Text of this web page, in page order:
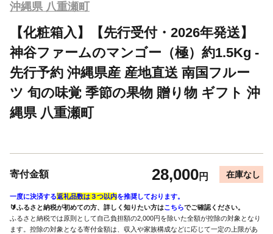
沖縄県 八重瀬町
【化粧箱入】【先行受付・2026年発送】
神谷ファームのマンゴー（極）約1.5Kg -
先行予約 沖縄県産 産地直送 南国フルー
ツ 旬の味覚 季節の果物 贈り物 ギフト 沖
縄県 八重瀬町
寄付金額 28,000円 在庫なし
一度に決済する返礼品数は３つ以内を推奨しております。
🔰ふるさと納税が初めての方、詳しく知りたい方はこちらでご確認ください。
ふるさと納税では原則として自己負担額の2,000円を除いた全額が控除の対象となり
ます。控除の対象となる寄付金額は、収入や家族構成などに応じて一定の上限があ